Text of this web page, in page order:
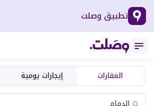
تطبيق وصلت
العقارات إيجارات يومية